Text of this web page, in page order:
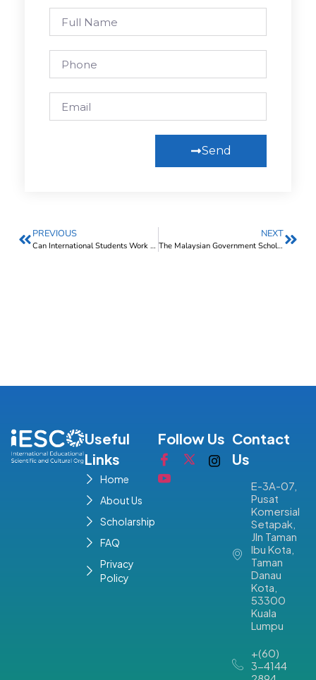
Send
PREVIOUS
Can International Students Work in Malaysia? (2024)
NEXT
The Malaysian Government Scholarship [MIS] (2025)
Useful
Links
Home
About Us
Scholarship
FAQ
Privacy
Policy
Follow Us Contact
Us
E-3A-07,
Pusat
Komersial
Setapak,
Jln Taman
Ibu Kota,
Taman
Danau
Kota,
53300
Kuala
Lumpu
+(60)
3-4144